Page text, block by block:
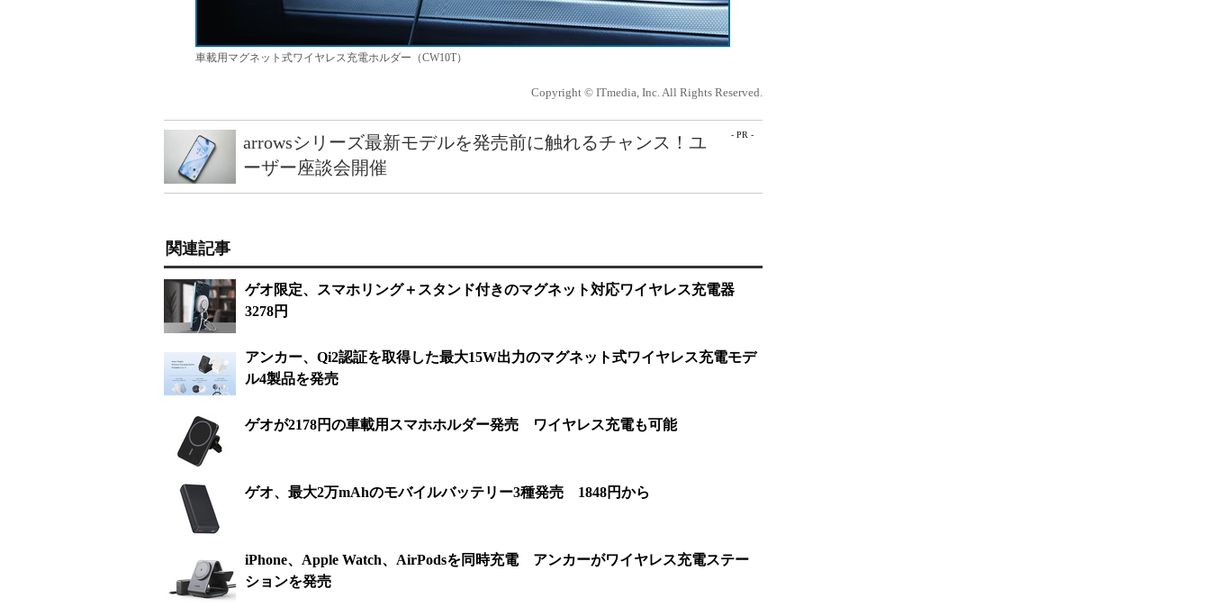
車載用マグネット式ワイヤレス充電ホルダー（CW10T）
Copyright © ITmedia, Inc. All Rights Reserved.
- PR -
arrowsシリーズ最新モデルを発売前に触れるチャンス！ユ
ーザー座談会開催
関連記事
ゲオ限定、スマホリング＋スタンド付きのマグネット対応ワイヤレス充電器
3278円
アンカー、Qi2認証を取得した最大15W出力のマグネット式ワイヤレス充電モデ
ル4製品を発売
ゲオが2178円の車載用スマホホルダー発売 ワイヤレス充電も可能
ゲオ、最大2万mAhのモバイルバッテリー3種発売 1848円から
iPhone、Apple Watch、AirPodsを同時充電 アンカーがワイヤレス充電ステー
ションを発売